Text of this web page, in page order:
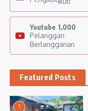
Youtube 1,000
Pelanggan
Berlangganan
Featured Posts
1